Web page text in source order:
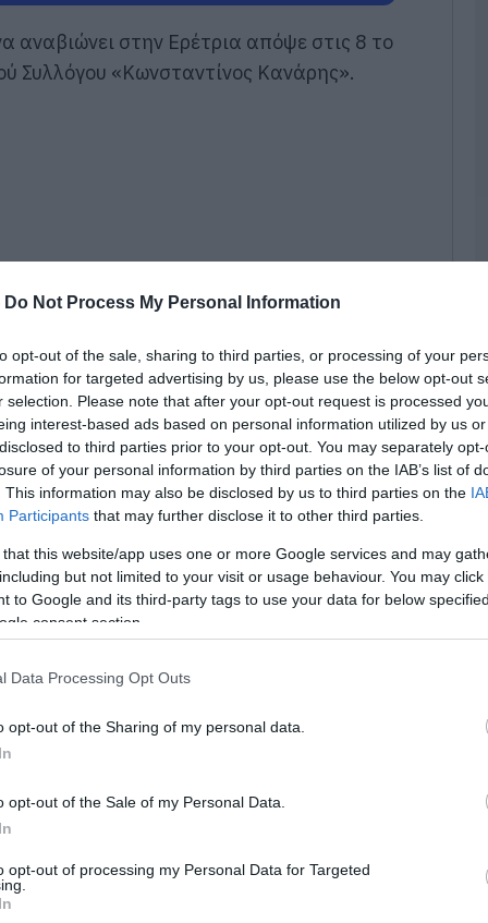
Do Not Process My Personal Information
opt-out of the sale, sharing to third parties, or processing of your
for targeted advertising by us, please use the below opt-out
selection. Please note that after your opt-out request is processed
interest-based ads based on personal information utilized by us
to third parties prior to your opt-out. You may separately
of your personal information by third parties on the IAB’s list of
This information may also be disclosed by us to third parties on the
Participants that may further disclose it to other third parties.
that this website/app uses one or more Google services and may
but not limited to your visit or usage behaviour. You may
to Google and its third-party tags to use your data for below
consent section.
Data Processing Opt Outs
opt-out of the Sharing of my personal data.
opt-out of the Sale of my Personal Data.
opt-out of processing my Personal Data for Targeted
αναβιώνει στην Ερέτρια απόψε στις 8 το
Συλλόγου «Κωνσταντίνος Κανάρης».
και το πρόγραμμα περιλαμβάνει θεατρική
παρουσίαση παραδοσιακών χορών από
και η ανάδειξη της λαϊκής παράδοσης
τον εορτασμό του Αγίου Ιωάννη του